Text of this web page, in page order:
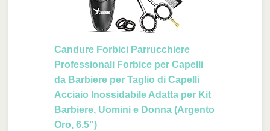
Candure Forbici Parrucchiere
Professionali Forbice per Capelli
da Barbiere per Taglio di Capelli
Acciaio Inossidabile Adatta per Kit
Barbiere, Uomini e Donna (Argento
Oro, 6.5")